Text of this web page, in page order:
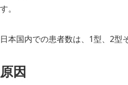
す。
日本国内での患者数は、1型、2型
原因